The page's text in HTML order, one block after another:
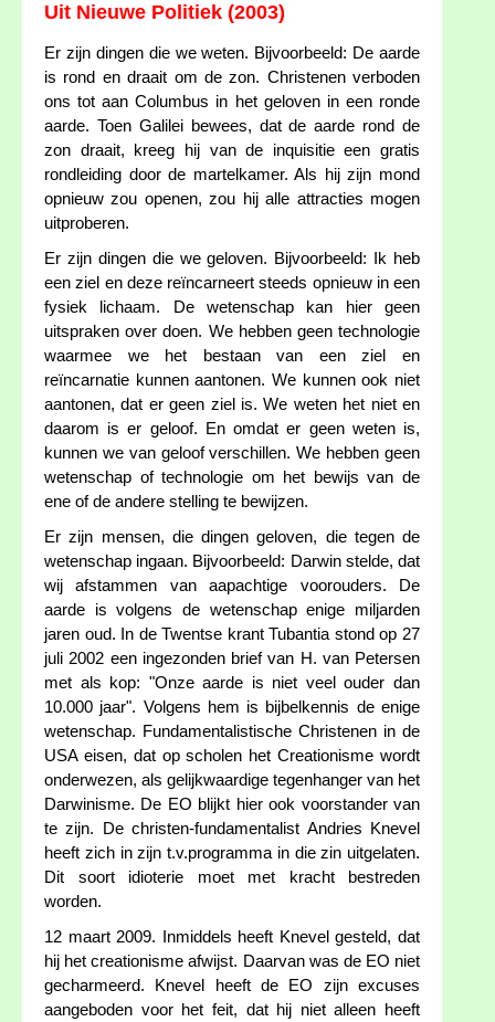
Uit Nieuwe Politiek (2003)
Er zijn dingen die we weten. Bijvoorbeeld: De aarde
is rond en draait om de zon. Christenen verboden
ons tot aan Columbus in het geloven in een ronde
aarde. Toen Galilei bewees, dat de aarde rond de
zon draait, kreeg hij van de inquisitie een gratis
rondleiding door de martelkamer. Als hij zijn mond
opnieuw zou openen, zou hij alle attracties mogen
uitproberen.
Er zijn dingen die we geloven. Bijvoorbeeld: Ik heb
een ziel en deze reïncarneert steeds opnieuw in een
fysiek lichaam. De wetenschap kan hier geen
uitspraken over doen. We hebben geen technologie
waarmee we het bestaan van een ziel en
reïncarnatie kunnen aantonen. We kunnen ook niet
aantonen, dat er geen ziel is. We weten het niet en
daarom is er geloof. En omdat er geen weten is,
kunnen we van geloof verschillen. We hebben geen
wetenschap of technologie om het bewijs van de
ene of de andere stelling te bewijzen.
Er zijn mensen, die dingen geloven, die tegen de
wetenschap ingaan. Bijvoorbeeld: Darwin stelde, dat
wij afstammen van aapachtige voorouders. De
aarde is volgens de wetenschap enige miljarden
jaren oud. In de Twentse krant Tubantia stond op 27
juli 2002 een ingezonden brief van H. van Petersen
met als kop: "Onze aarde is niet veel ouder dan
10.000 jaar". Volgens hem is bijbelkennis de enige
wetenschap. Fundamentalistische Christenen in de
USA eisen, dat op scholen het Creationisme wordt
onderwezen, als gelijkwaardige tegenhanger van het
Darwinisme. De EO blijkt hier ook voorstander van
te zijn. De christen-fundamentalist Andries Knevel
heeft zich in zijn t.v.programma in die zin uitgelaten.
Dit soort idioterie moet met kracht bestreden
worden.
12 maart 2009. Inmiddels heeft Knevel gesteld, dat
hij het creationisme afwijst. Daarvan was de EO niet
gecharmeerd. Knevel heeft de EO zijn excuses
aangeboden voor het feit, dat hij niet alleen heeft